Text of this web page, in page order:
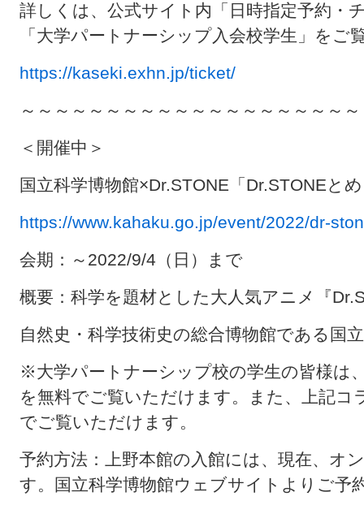
詳しくは、公式サイト内「日時指定予約・
「大学パートナーシップ入会校学生」をご
https://kaseki.exhn.jp/ticket/
～～～～～～～～～～～～～～～～～～～
＜開催中＞
国立科学博物館×Dr.STONE「Dr.STONEと
https://www.kahaku.go.jp/event/2022/dr-
会期：～2022/9/4（日）まで
概要：科学を題材とした大人気アニメ『
自然史・科学技術史の総合博物館である国
※大学パートナーシップ校の学生の皆様は
を無料でご覧いただけます。また、上記コ
でご覧いただけます。
予約方法：上野本館の入館には、現在、オ
す。国立科学博物館ウェブサイトよりご予